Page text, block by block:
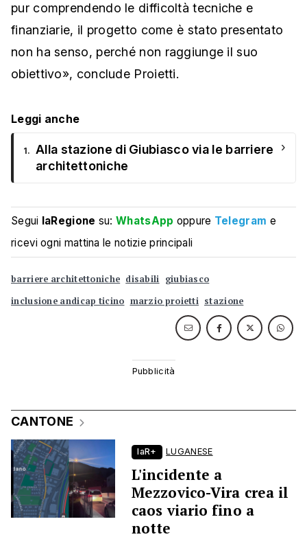
pur comprendendo le difficoltà tecniche e
finanziarie, il progetto come è stato presentato
non ha senso, perché non raggiunge il suo
obiettivo», conclude Proietti.
Leggi anche
1. Alla stazione di Giubiasco via le barriere
architettoniche
›
Segui laRegione su:WhatsApp oppure Telegram e
ricevi ogni mattina le notizie principali
barriere architettoniche disabili giubiasco
inclusione andicap ticino marzio proietti stazione
CANTONE
laR+ LUGANESE
L'incidente a
Mezzovico-Vira crea il
caos viario fino a
notte